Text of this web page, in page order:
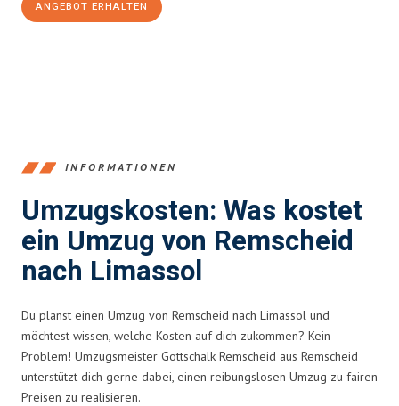
ANGEBOT ERHALTEN
INFORMATIONEN
Umzugskosten: Was kostet
ein Umzug von Remscheid
nach Limassol
Du planst einen Umzug von Remscheid nach Limassol und
möchtest wissen, welche Kosten auf dich zukommen? Kein
Problem! Umzugsmeister Gottschalk Remscheid aus Remscheid
unterstützt dich gerne dabei, einen reibungslosen Umzug zu fairen
Preisen zu realisieren.